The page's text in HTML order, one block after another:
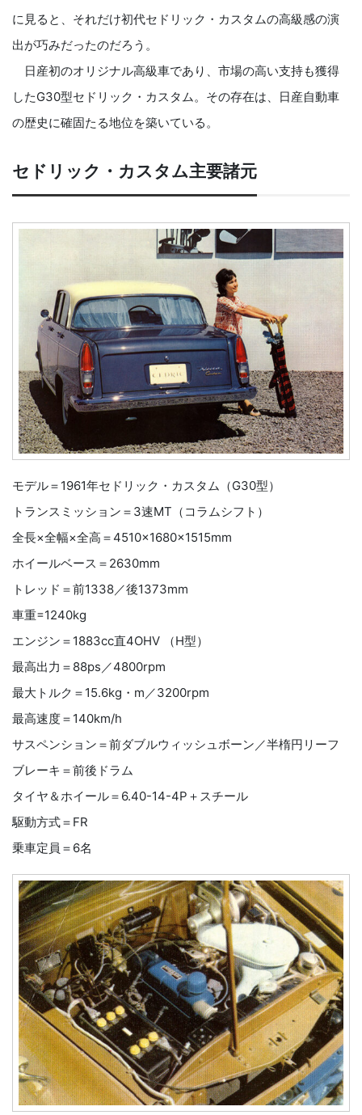
に見ると、それだけ初代セドリック・カスタムの高級感の演
出が巧みだったのだろう。
日産初のオリジナル高級車であり、市場の高い支持も獲得
したG30型セドリック・カスタム。その存在は、日産自動車
の歴史に確固たる地位を築いている。
セドリック・カスタム主要諸元
モデル＝1961年セドリック・カスタム（G30型）
トランスミッション＝3速MT（コラムシフト）
全長×全幅×全高＝4510×1680×1515mm
ホイールベース＝2630mm
トレッド＝前1338／後1373mm
車重=1240kg
エンジン＝1883cc直4OHV （H型）
最高出力＝88ps／4800rpm
最大トルク＝15.6kg・m／3200rpm
最高速度＝140km/h
サスペンション＝前ダブルウィッシュボーン／半楕円リーフ
ブレーキ＝前後ドラム
タイヤ＆ホイール＝6.40-14-4P＋スチール
駆動方式＝FR
乗車定員＝6名